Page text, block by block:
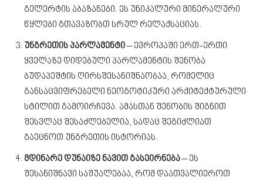
გელერტის აბაზანები. ეს უნიკალური მინერალური
წყლები გთავაზობთ სრულ რელაქსაციას.
უნგრეთის პარლამენტი– ევროპაში ერთ-ერთი
ყველაზე დიდებული პარლამენტის შენობა
ბუდაპეშტის ღირსშესანიშნაობაა, რომელიც
განსაცვიფრებელი ნეოგოტიკური არქიტექტურული
სტილით გამოირჩევა. ამასთან შენობის შიგნით
შესვლაც შესაძლებელია, სადაც შეგიძლიათ
გაეცნოთ უნგრეთის ისტორიას.
მდინარე დუნაიზე ნავით გასეირნება– ეს
შესანიშნავი საშუალებაა, რომ დაათვალიეროთ